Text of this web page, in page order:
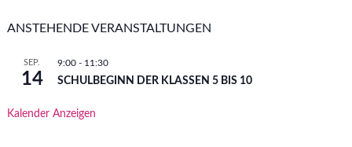
ANSTEHENDE VERANSTALTUNGEN
SEP.
14
9:00- 11:30
SCHULBEGINN DER KLASSEN 5 BIS 10
Kalender Anzeigen